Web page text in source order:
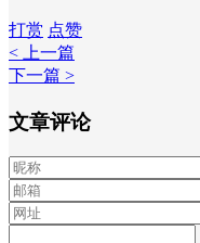
打赏 点赞
< 上一篇
下一篇 >
文章评论